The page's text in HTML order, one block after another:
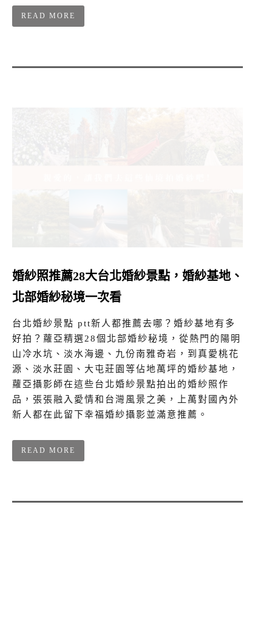
READ MORE
婚紗照推薦28大台北婚紗景點，婚紗基地、
北部婚紗秘境一次看
台北婚紗景點 ptt新人都推薦去哪？婚紗基地有多
好拍？蘿亞精選28個北部婚紗秘境，從熱門的陽明
山冷水坑、淡水海邊、九份南雅奇岩，到真愛桃花
源、淡水莊園、大屯莊園等佔地萬坪的婚紗基地，
蘿亞攝影師在這些台北婚紗景點拍出的婚紗照作
品，張張融入愛情和台灣風景之美，上萬對國內外
新人都在此留下幸福婚紗攝影並滿意推薦。
READ MORE